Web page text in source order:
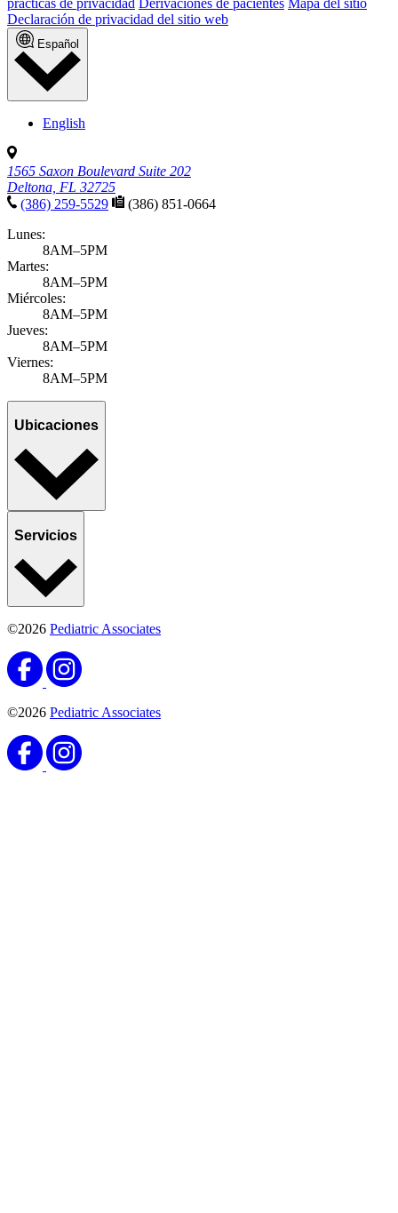
Declaración de privacidad del sitio web
Español
English
1565 Saxon Boulevard Suite 202
Deltona, FL 32725
(386) 259-5529
(386) 851-0664
Lunes:
8AM–5PM
Martes:
8AM–5PM
Miércoles:
8AM–5PM
Jueves:
8AM–5PM
Viernes:
8AM–5PM
Ubicaciones
Servicios
©2026 Pediatric Associates
©2026 Pediatric Associates